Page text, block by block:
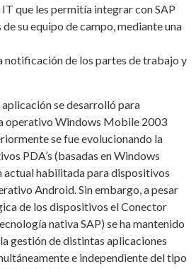
que les permitía integrar con SAP
su equipo de campo, mediante una
de los partes de trabajo y
se desarrolló para
operativo Windows Mobile 2003
se fue evolucionando la
PDA’s (basadas en Windows
actual habilitada para dispositivos
Android. Sin embargo, a pesar
de los dispositivos el Conector
nativa SAP) se ha mantenido
gestión de distintas aplicaciones
e independiente del tipo